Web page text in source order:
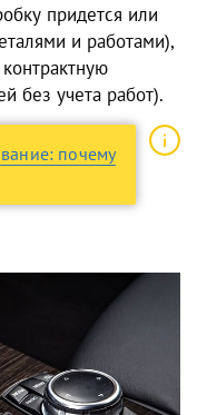
придется или
и работами),
без учета работ).
почему